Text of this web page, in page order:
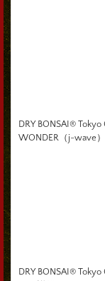
DRY BONSAI® Tokyo
WONDER（j-wave
DRY BONSAI®